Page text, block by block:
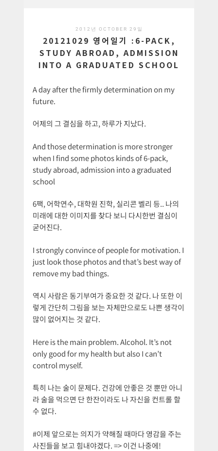
2012년 OCTOBER 29일
20121029 영어일기 :6-PACK,
STUDY ABROAD, ADMISSION
INTO A GRADUATED SCHOOL
A day after the firmly determination on my
future.
어제의 그 결심을 하고, 하루가 지났다.
And those determination is more stronger
when I find some photos kinds of 6-pack,
study abroad, admission into a graduated
school
6팩, 어학연수, 대학원 진학, 실리콘 벨리 등.. 나의
미래에 대한 이미지를 찾다 보니 다시한번 결심이
굳어진다.
I strongly convince of people for motivation. I
just look those photos and that’s best way of
remove my bad things.
역시 사람은 동기부여가 중요한 것 같다. 나 또한 이
렇게 간단히 그림을 보는 자체만으로도 나쁜 생각이
많이 없어지는 것 같다.
Here is the main problem. Alcohol. It’s not
only good for my health but also I can’t
control myself.
특히 나는 술이 문제다. 건강에 안좋은 것 뿐만 아니
라 술을 먹으면 단 한잔이라도 나 자신을 컨트롤 할
수 없다.
#이제 앞으로는 의지가 약해질 때마다 영감을 주는
사진들을 보고 힘내야겠다. => 이건 나중에!